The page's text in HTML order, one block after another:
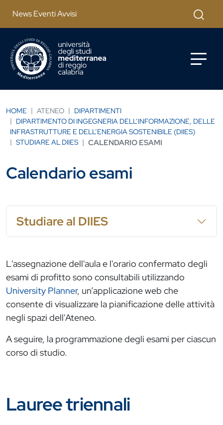
News Eventi Avvisi Cerca
HOME ATENEO
DIPARTIMENTI
DIPARTIMENTO DI INGEGNERIA DELL’INFORMAZIONE, DELLE
INFRASTRUTTURE E DELL’ENERGIA SOSTENIBILE (DIIES)
STUDIARE AL DIIES
CALENDARIO ESAMI
Calendario esami
Studiare al DIIES
L'assegnazione dell'aula e l'orario confermato degli
esami di profitto sono consultabili utilizzando
University Planner, un’applicazione web che
consente di visualizzare la pianificazione delle attività
negli spazi dell'Ateneo.
A seguire, la programmazione degli esami per ciascun
corso di studio.
Lauree triennali